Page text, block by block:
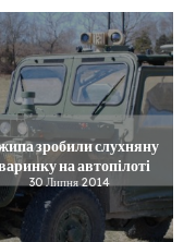
зробили слухняну
на автопілоті
30 Липня 2014